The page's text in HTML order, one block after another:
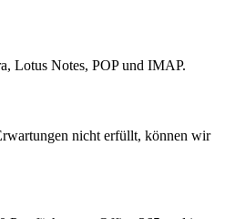
Lotus Notes, POP und IMAP.
nicht erfüllt, können wir